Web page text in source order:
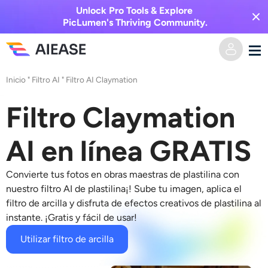
Unlock Pro Tools & Explore
PicLumen's Thriving Community.
Hogar
AI Video
Texto a video
Imagen a video
Efectos de video
Efectos de video
Imagen AI
Imagen a imagen
Herramientas de IA
Precios
Inicio " Filtro AI " Filtro AI Claymation
Filtro Claymation
AI en línea GRATIS
Convierte tus fotos en obras maestras de plastilina con
nuestro filtro AI de plastilina¡! Sube tu imagen, aplica el
filtro de arcilla y disfruta de efectos creativos de plastilina al
instante. ¡Gratis y fácil de usar!
Utilizar filtro de arcilla